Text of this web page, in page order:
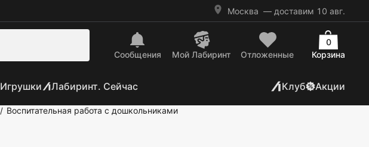
Москва — доставим 10 авг.
Сообщения Mой Лабиринт Отложенные Корзина
0
Игрушки Лабиринт. Сейчас Клуб Акции
/ Воспитательная работа с дошкольниками